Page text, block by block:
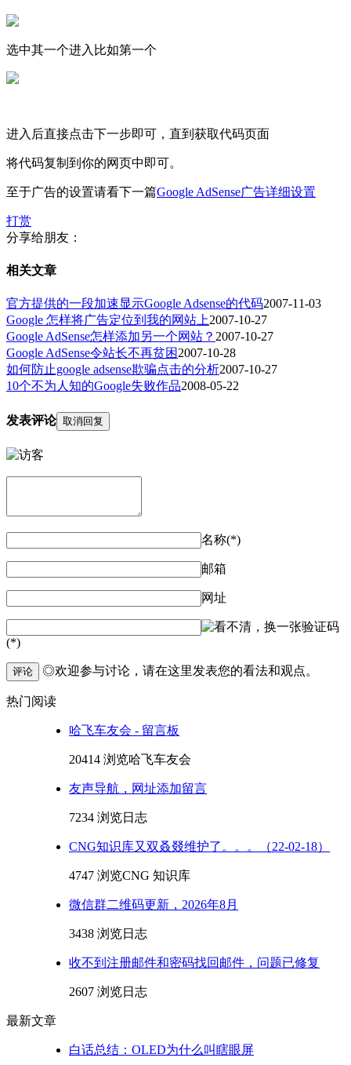
选中其一个进入比如第一个
进入后直接点击下一步即可，直到获取代码页面
将代码复制到你的网页中即可。
至于广告的设置请看下一篇Google AdSense广告详细设置
打赏
分享给朋友：
相关文章
官方提供的一段加速显示Google Adsense的代码2007-11-03
Google 怎样将广告定位到我的网站上2007-10-27
Google AdSense怎样添加另一个网站？ 2007-10-27
Google AdSense令站长不再贫困2007-10-28
如何防止google adsense欺骗点击的分析2007-10-27
10个不为人知的Google失败作品2008-05-22
发表评论 取消回复
名称(*)
邮箱
网址
验证码
(*)
评论 ◎欢迎参与讨论，请在这里发表您的看法和观点。
热门阅读
哈飞车友会 - 留言板
20414 浏览哈飞车友会
友声导航，网址添加留言
7234 浏览日志
CNG知识库又双叒叕维护了。。。（22-02-18）
4747 浏览CNG 知识库
微信群二维码更新，2026年8月
3438 浏览日志
收不到注册邮件和密码找回邮件，问题已修复
2607 浏览日志
最新文章
白话总结：OLED为什么叫瞎眼屏